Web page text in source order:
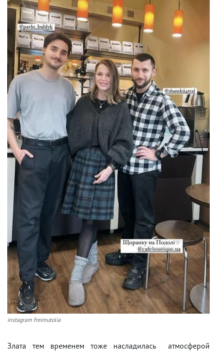
instagram freimutolia
Злата тем временем тоже насладилась атмосферой